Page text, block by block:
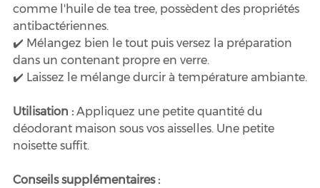
comme l'huile de tea tree, possèdent des propriétés
antibactériennes.
✔️ Mélangez bien le tout puis versez la préparation
dans un contenant propre en verre.
✔️ Laissez le mélange durcir à température ambiante.
Utilisation : Appliquez une petite quantité du
déodorant maison sous vos aisselles. Une petite
noisette suffit.
Conseils supplémentaires :